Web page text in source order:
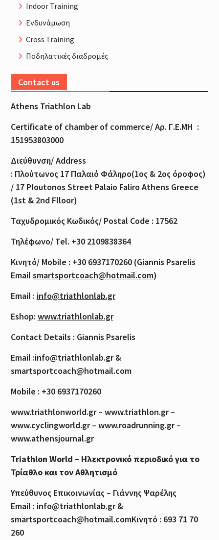
Indoor Training
Ενδυνάμωση
Cross Training
Ποδηλατικές διαδρομές
Contact us
Athens Triathlon Lab
Certificate of chamberof commerce/Αρ. Γ.Ε.ΜΗ :
151953803000
Διεύθυνση/ Address
: Πλούτωνος 17 Παλαιό Φάληρο(1ος & 2ος όροφος)
/ 17 Ploutonos Street Palaio Faliro Athens Greece
(1st & 2nd Flloor)
Ταχυδρομικός Κωδικός/ Postal Code : 17562
Τηλέφωνο/ Tel. +30 2109838364
Κινητό/ Mobile : +30 6937170260 (Giannis Psarelis
Email smartsportcoach@hotmail.com)
Email : info@triathlonlab.gr
Eshop: www.triathlonlab.gr
Contact Details : Giannis Psarelis
Email :info@triathlonlab.gr &
smartsportcoach@hotmail.com
Mobile : +30 6937170260
www.triathlonworld.gr – www.triathlon.gr –
www.cyclingworld.gr – www.roadrunning.gr –
www.athensjournal.gr
Triathlon World – Ηλεκτρονικό περιοδικό για το
Τρίαθλο και τον Αθλητισμό
Υπεύθυνος Επικοινωνίας – Γιάννης Ψαρέλης
Email : info@triathlonlab.gr &
smartsportcoach@hotmail.comΚινητό : 693 71 70
260